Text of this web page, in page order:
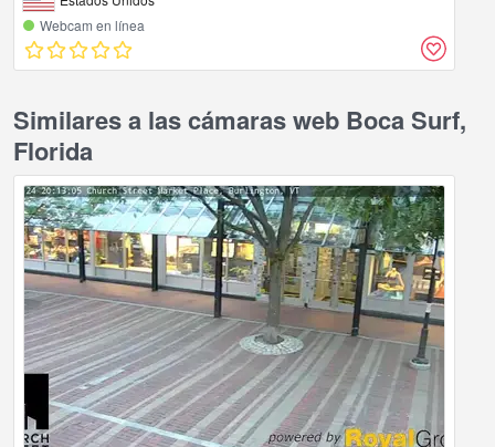
Webcam en línea
Similares a las cámaras web Boca Surf,
Florida